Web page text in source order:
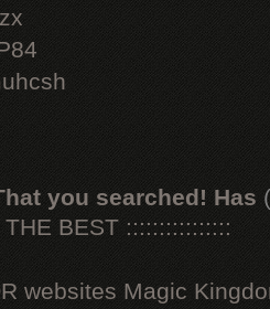
you searched! Has
BEST ::::::::::::::::
websites Magic